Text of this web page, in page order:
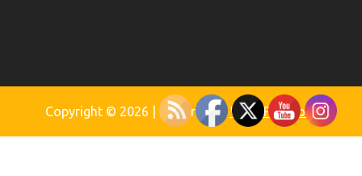
Copyright © 2026 | Powered byWordPress.org